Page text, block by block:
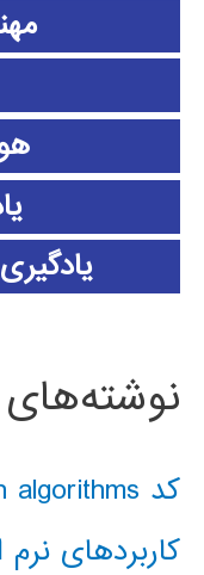
نوشته‌های
کد classical AI search algorithms
کاربردهای نرم